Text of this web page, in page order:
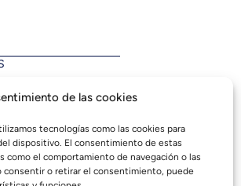
de las cookies
tecnologías como las cookies para
dispositivo. El consentimiento de estas
como el comportamiento de navegación o las
o retirar el consentimiento, puede